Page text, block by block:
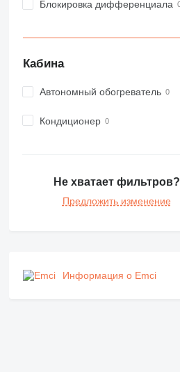
Блокировка дифференциала
Кабина
Автономный обогреватель
Кондиционер
Не хватает фильтров?
Предложить изменение
Информация о Emci